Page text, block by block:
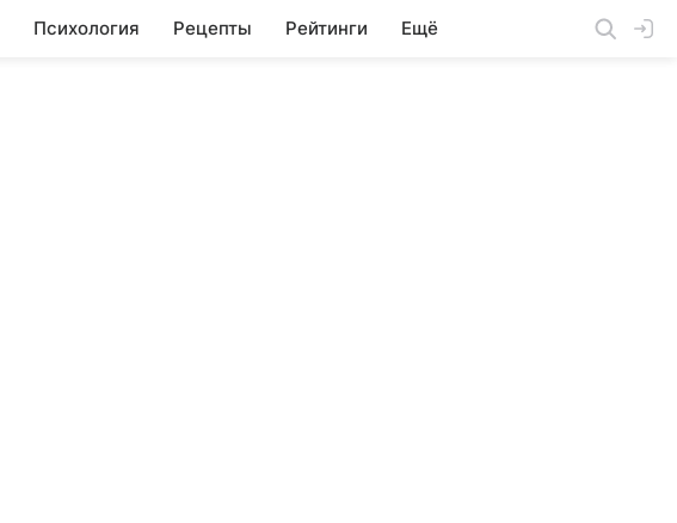
Психология Рецепты Рейтинги Ещё